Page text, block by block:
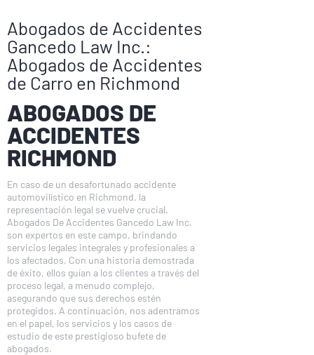
Abogados de Accidentes
Gancedo Law Inc.:
Abogados de Accidentes
de Carro en Richmond
ABOGADOS DE
ACCIDENTES
RICHMOND
En caso de un desafortunado accidente
automovilístico en Richmond, la
representación legal se vuelve crucial.
Abogados De Accidentes Gancedo Law Inc.
son expertos en este campo, brindando
servicios legales integrales y profesionales a
los afectados. Con una historia demostrada
de éxito, ellos guían a los clientes a través del
proceso legal, a menudo complejo,
asegurando que sus derechos estén
protegidos. A continuación, nos adentramos
en el papel, los servicios y los casos de
estudio de este prestigioso bufete de
abogados.